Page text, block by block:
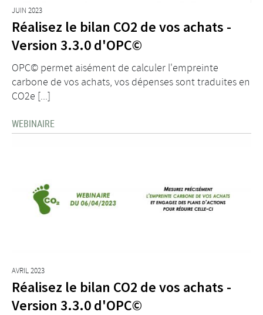
JUIN 2023
Réalisez le bilan CO2 de vos achats -
Version 3.3.0 d'OPC©
OPC© permet aisément de calculer l'empreinte
carbone de vos achats, vos dépenses sont traduites en
CO2e [...]
WEBINAIRE
AVRIL 2023
Réalisez le bilan CO2 de vos achats -
Version 3.3.0 d'OPC©